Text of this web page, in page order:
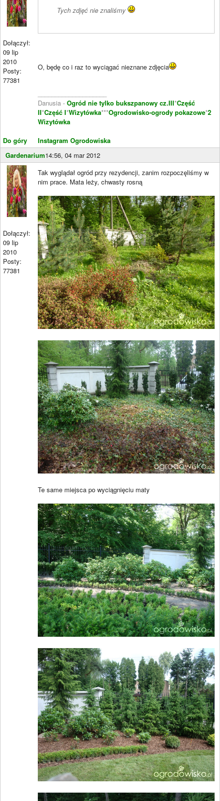
Dołączył:
09 lip
2010
Posty:
77381
Do góry
Tych zdjęć nie znaliśmy
O, będę co i raz to wyciągać nieznane zdjęcia
Danusia - Ogród nie tylko bukszpanowy cz.III*Część
II*Część I*Wizytówka***Ogrodowisko-ogrody pokazowe*2
Wizytówka
Instagram Ogrodowiska
Gardenarium14:56, 04 mar 2012
Dołączył:
09 lip
2010
Posty:
77381
Tak wyglądał ogród przy rezydencji, zanim rozpoczęliśmy w
nim prace. Mata leży, chwasty rosną
Te same miejsca po wyciągnięciu maty